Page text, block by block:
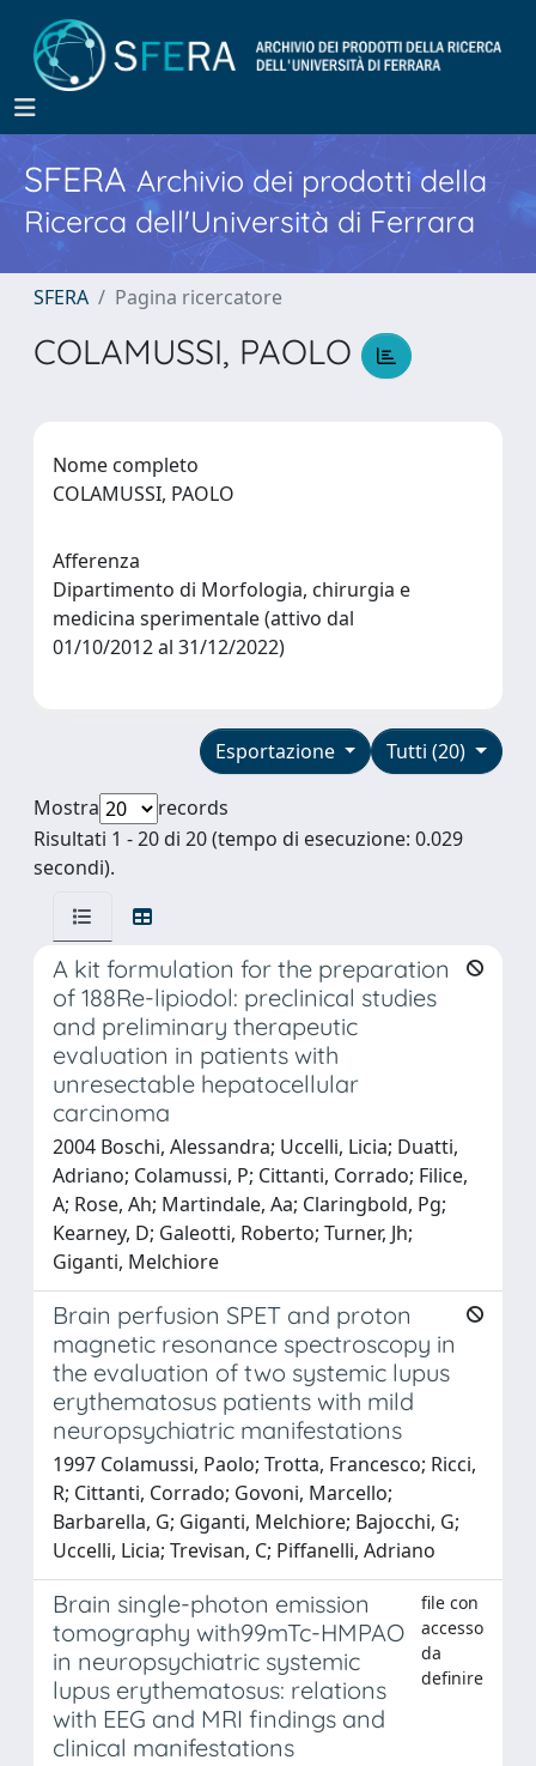
SFERA Archivio dei prodotti della
Ricerca dell'Università di Ferrara
SFERA Pagina ricercatore
COLAMUSSI, PAOLO
Nome completo
COLAMUSSI, PAOLO
Afferenza
Dipartimento di Morfologia, chirurgia e
medicina sperimentale (attivo dal
01/10/2012 al 31/12/2022)
Tutti (20)
Esportazione
Mostra
records
Risultati 1 - 20 di 20 (tempo di esecuzione: 0.029
secondi).
A kit formulation for the preparation
of 188Re-lipiodol: preclinical studies
and preliminary therapeutic
evaluation in patients with
unresectable hepatocellular
carcinoma
2004 Boschi, Alessandra; Uccelli, Licia; Duatti,
Adriano; Colamussi, P; Cittanti, Corrado; Filice,
A; Rose, Ah; Martindale, Aa; Claringbold, Pg;
Kearney, D; Galeotti, Roberto; Turner, Jh;
Giganti, Melchiore
Brain perfusion SPET and proton
magnetic resonance spectroscopy in
the evaluation of two systemic lupus
erythematosus patients with mild
neuropsychiatric manifestations
1997 Colamussi, Paolo; Trotta, Francesco; Ricci,
R; Cittanti, Corrado; Govoni, Marcello;
Barbarella, G; Giganti, Melchiore; Bajocchi, G;
Uccelli, Licia; Trevisan, C; Piffanelli, Adriano
Brain single-photon emission
tomography with99mTc-HMPAO
in neuropsychiatric systemic
lupus erythematosus: relations
with EEG and MRI findings and
clinical manifestations
file con
accesso
da
definire